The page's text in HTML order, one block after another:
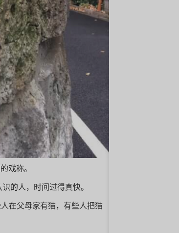
戏称。
的人，时间过得真快。
在父母家有猫，有些人把猫